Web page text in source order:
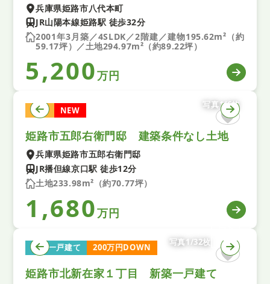
兵庫県姫路市八代本町
JR山陽本線姫路駅 徒歩32分
2001年3月築／4SLDK／2階建／建物195.62m²（約
59.17坪）／土地294.97m²（約89.22坪）
5,200万円
土地 NEW
写真1/6枚
姫路市五郎右衛門邸 建築条件なし土地
兵庫県姫路市五郎右衛門邸
JR播但線京口駅 徒歩12分
土地233.98m²（約70.77坪）
1,680万円
新築一戸建て 200万円DOWN
写真1/32枚
姫路市北新在家１丁目 新築一戸建て